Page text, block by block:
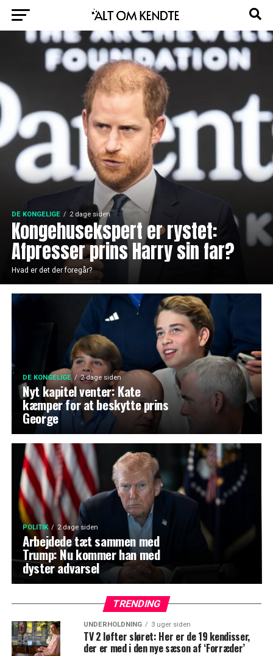
DE KONGELIGE 2 dage siden
Kongehusekspert er rystet:
Afpresser prins Harry sin far?
Hvad er det der foregår?
DE KONGELIGE 2 dage siden
Nyt kapitel venter: Kate
kæmper for at beskytte prins
George
POLITIK 2 dage siden
Arbejdede tæt sammen med
Trump: Nu kommer han med
dyster advarsel
TRENDING
UNDERHOLDNING 3 uger siden
TV 2 løfter sløret: Her er de 19 kendisser,
der er med i den nye sæson af ‘Forræder’